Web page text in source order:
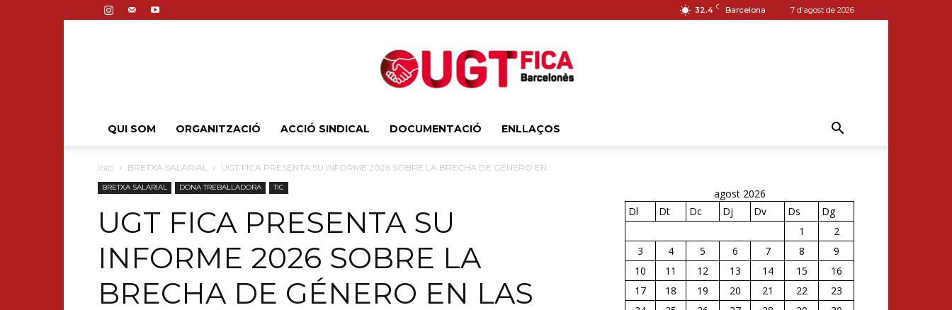
32.4 C Barcelona 7 d'agost de 2026
QUI SOM ORGANITZACIÓ ACCIÓ SINDICAL DOCUMENTACIÓ ENLLAÇOS
Inici BRETXA SALARIAL UGT FICA PRESENTA SU INFORME 2026 SOBRE LA BRECHA DE GÉNERO EN...
BRETXA SALARIAL DONA TREBALLADORA TIC
UGT FICA PRESENTA SU
INFORME 2026 SOBRE LA
BRECHA DE GÉNERO EN LAS
agost 2026
Dl
Dt Dc Dj Dv Ds
Dg
1
2
3
4 5 6 7 8
9
10
11 12 13 14 15
16
17
18 19 20 21 22
23